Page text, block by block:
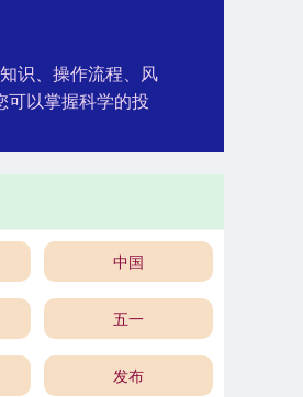
识、操作流程、风
可以掌握科学的投
中国
五一
发布